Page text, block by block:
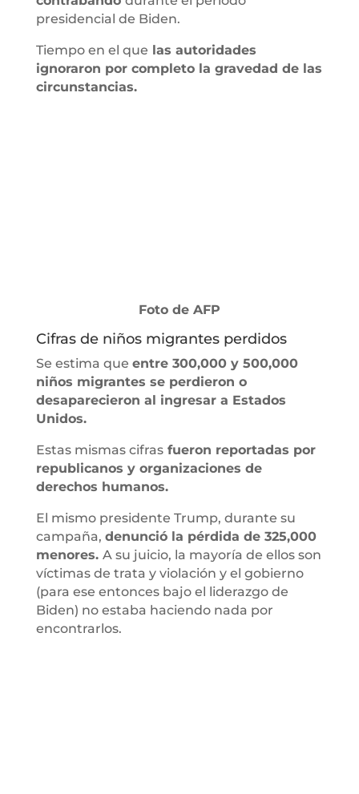
presidencial de Biden.
Tiempo en el que las autoridades
ignoraron por completo la gravedad de las
circunstancias.
Foto de AFP
Cifras de niños migrantes perdidos
Se estima que entre 300,000 y 500,000
niños migrantes se perdieron o
desaparecieron al ingresar a Estados
Unidos.
Estas mismas cifrasfueron reportadas por
republicanos y organizaciones de
derechos humanos.
El mismo presidente Trump, durante su
campaña, denunció la pérdida de 325,000
menores. A su juicio, la mayoría de ellos son
víctimas de trata y violación y el gobierno
(para ese entonces bajo el liderazgo de
Biden) no estaba haciendo nada por
encontrarlos.